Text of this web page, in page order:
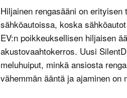
Hiljainen rengasääni on
sähköautoissa, koska
EV:n poikkeuksellisen hiljaisen
akustovaahtokerros. Uusi
meluhuiput, minkä ansiosta
vähemmän ääntä ja ajaminen on